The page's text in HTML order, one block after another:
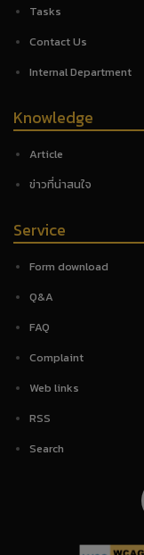
Tasks
Contact Us
Internal Department
Knowledge
Article
ข่าวที่น่าสนใจ
Service
Form download
Q&A
FAQ
Complaint
Web links
RSS
Search